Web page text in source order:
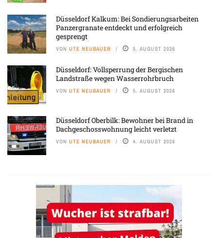
Düsseldorf Kalkum: Bei Sondierungsarbeiten
Panzergranate entdeckt und erfolgreich
gesprengt
VON UTE NEUBAUER 5. AUGUST 2026
Düsseldorf: Vollsperrung der Bergischen
Landstraße wegen Wasserrohrbruch
VON UTE NEUBAUER 5. AUGUST 2026
Düsseldorf Oberbilk: Bewohner bei Brand in
Dachgeschosswohnung leicht verletzt
VON UTE NEUBAUER 4. AUGUST 2026